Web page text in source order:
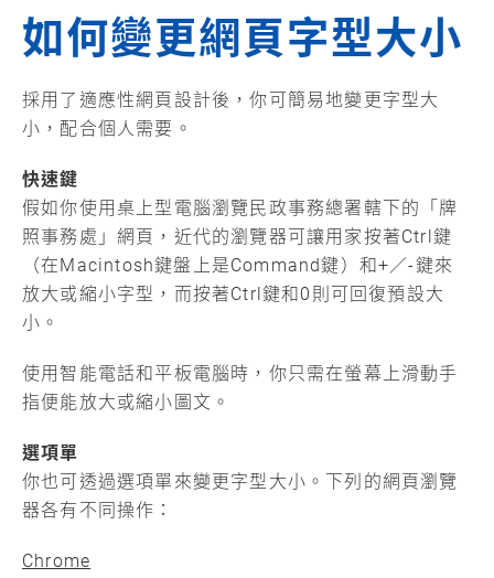
如何變更網頁字型大小
採用了適應性網頁設計後，你可簡易地變更字型大
小，配合個人需要。
快速鍵
假如你使用桌上型電腦瀏覽民政事務總署轄下的「牌
照事務處」網頁，近代的瀏覽器可讓用家按著Ctrl鍵
（在Macintosh鍵盤上是Command鍵）和+／-鍵來
放大或縮小字型，而按著Ctrl鍵和0則可回復預設大
小。
使用智能電話和平板電腦時，你只需在螢幕上滑動手
指便能放大或縮小圖文。
選項單
你也可透過選項單來變更字型大小。下列的網頁瀏覽
器各有不同操作：
Chrome